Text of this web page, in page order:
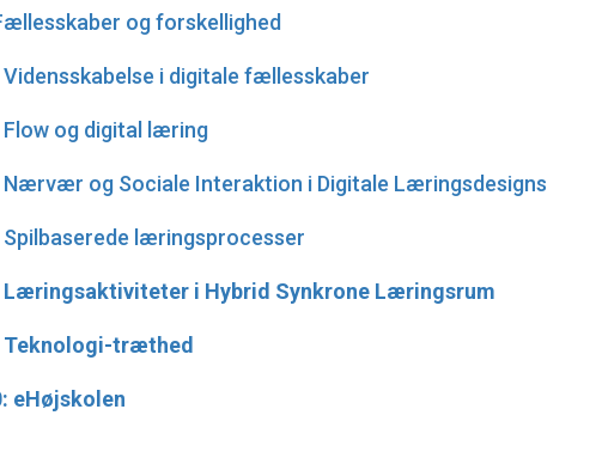
og forskellighed
Vidensskabelse i digitale fællesskaber
Flow og digital læring
Nærvær og Sociale Interaktion i Digitale Læringsdesigns
Spilbaserede læringsprocesser
Læringsaktiviteter i Hybrid Synkrone Læringsrum
Teknologi-træthed
eHøjskolen